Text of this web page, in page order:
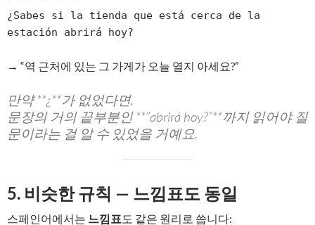
¿Sabes si la tienda que está cerca de la
→ “역 근처에 있는 그 가게가 오늘 열지 아세요?”
만약 **¿**가 없었다면,
문장의 거의 끝부분인 **”abrirá hoy?”**까지 읽어야 질
문이라는 걸 알 수 있었을 거예요.
5. 비슷한 규칙 — 느낌표도 동일
스페인어에서는 느낌표 도 같은 원리로 씁니다: